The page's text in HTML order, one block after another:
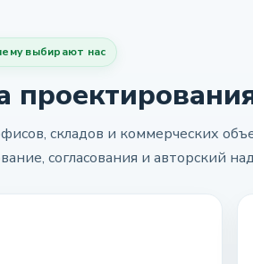
выбирают нас
складов и коммерческих
согласования и авторский